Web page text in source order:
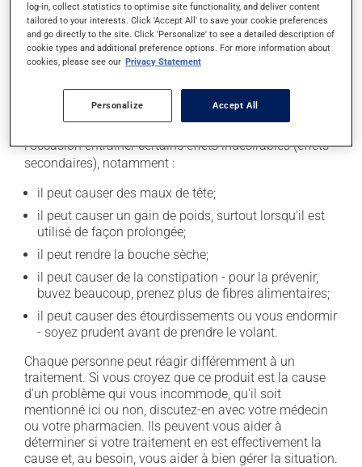
La prise d'alcool peut augmenter l'effet du
médicament. Limitez la consommation d'alcool à une
prise occasionnelle de petites quantités.
Effets indésirables
En plus de ses effets recherchés, ce produit peut à
l'occasion entraîner certains effets indésirables (effets
secondaires), notamment :
il peut causer des maux de tête;
il peut causer un gain de poids, surtout lorsqu'il est
utilisé de façon prolongée;
il peut rendre la bouche sèche;
il peut causer de la constipation - pour la prévenir,
buvez beaucoup, prenez plus de fibres alimentaires;
il peut causer des étourdissements ou vous endormir
- soyez prudent avant de prendre le volant.
Chaque personne peut réagir différemment à un
traitement. Si vous croyez que ce produit est la cause
d'un problème qui vous incommode, qu'il soit
mentionné ici ou non, discutez-en avec votre médecin
ou votre pharmacien. Ils peuvent vous aider à
déterminer si votre traitement en est effectivement la
cause et, au besoin, vous aider à bien gérer la situation.
log-in, collect statistics to optimise site functionality, and deliver content
tailored to your interests. Click 'Accept All' to save your cookie preferences
and go directly to the site. Click 'Personalize' to see a detailed description of
cookie types and additional preference options. For more information about
cookies, please see our Privacy Statement
Personalize Accept All